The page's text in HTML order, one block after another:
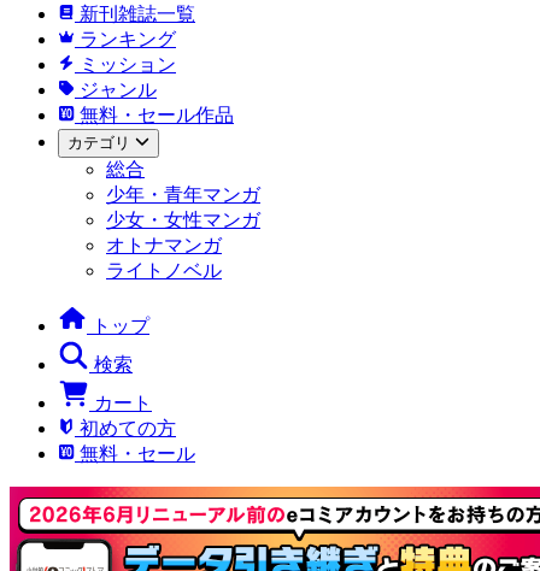
新刊雑誌一覧
ランキング
ミッション
ジャンル
無料・セール作品
カテゴリ
総合
少年・青年マンガ
少女・女性マンガ
オトナマンガ
ライトノベル
トップ
検索
カート
初めての方
無料・セール